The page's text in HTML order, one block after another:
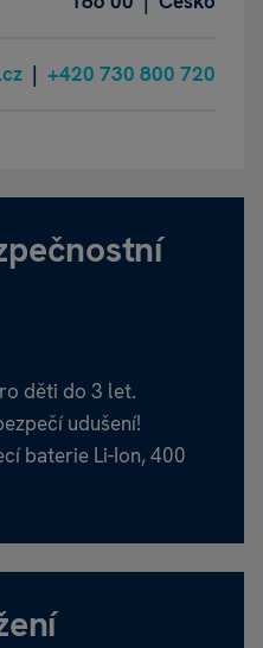
| +420 730 800 720
děti do 3 let.
udušení!
baterie Li-Ion, 400